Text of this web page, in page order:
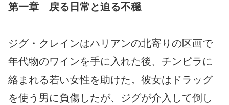
第一章 戻る日常と迫る不穏
ジグ・クレインはハリアンの北寄りの区画で
年代物のワインを手に入れた後、チンピラに
絡まれる若い女性を助けた。彼女はドラッグ
を使う男に負傷したが、ジグが介入して倒し